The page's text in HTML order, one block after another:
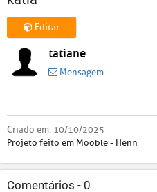
Editar
tatiane
Mensagem
Criado em: 10/10/2025
Projeto feito em Mooble - Henn
Comentários - 0